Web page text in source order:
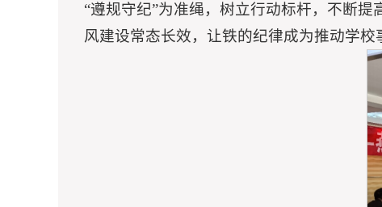
“遵规守纪”为准绳，树立行动标杆，不断
风建设常态长效，让铁的纪律成为推动学校